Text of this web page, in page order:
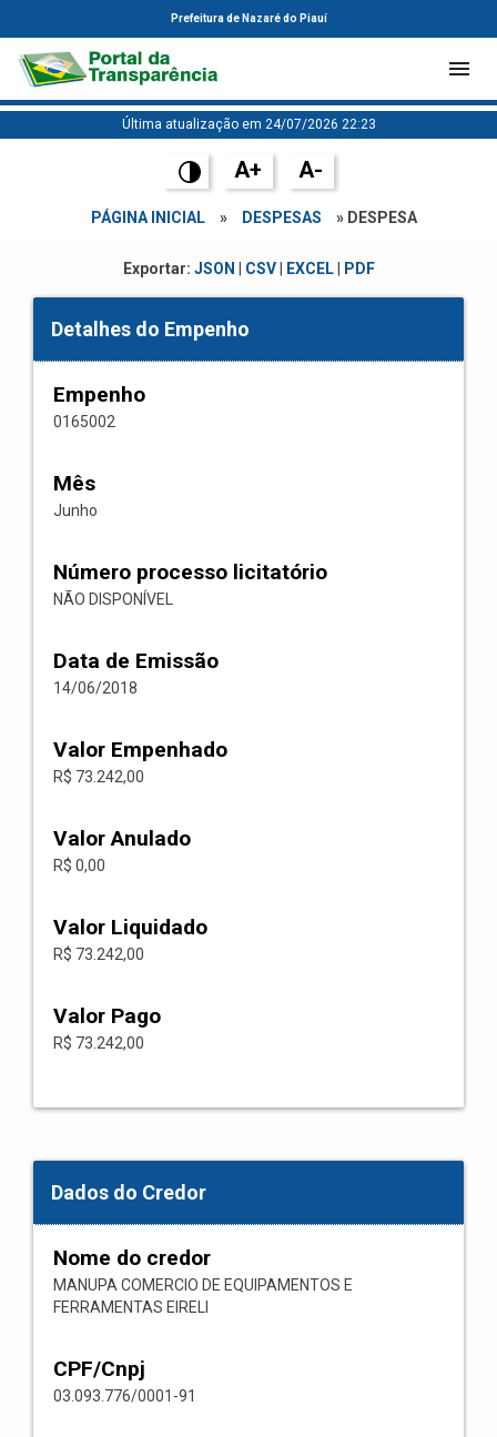
Prefeitura de Nazaré do Piauí
Última atualização em 24/07/2026 22:23
A+ A-
PÁGINA INICIAL » DESPESAS » DESPESA
Exportar: JSON CSV| EXCEL| PDF
Detalhes do Empenho
Empenho
0165002
Mês
Junho
Número processo licitatório
NÃO DISPONÍVEL
Data de Emissão
14/06/2018
Valor Empenhado
R$ 73.242,00
Valor Anulado
R$ 0,00
Valor Liquidado
R$ 73.242,00
Valor Pago
R$ 73.242,00
Dados do Credor
Nome do credor
MANUPA COMERCIO DE EQUIPAMENTOS E
FERRAMENTAS EIRELI
CPF/Cnpj
03.093.776/0001-91